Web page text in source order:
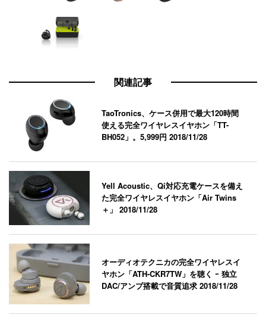
関連記事
TaoTronics、ケース併用で最大120時間
使える完全ワイヤレスイヤホン「TT-
BH052」。5,999円2018/11/28
Yell Acoustic、Qi対応充電ケースを備え
た完全ワイヤレスイヤホン「Air Twins
＋」2018/11/28
オーディオテクニカの完全ワイヤレスイ
ヤホン「ATH-CKR7TW」を聴く ｰ 独立
DAC/アンプ搭載で音質追求2018/11/28